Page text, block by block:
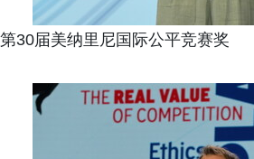
第30届美纳里尼国际公平竞赛奖